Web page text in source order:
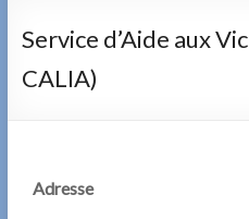
Service d’Aide aux
CALIA)
Adresse